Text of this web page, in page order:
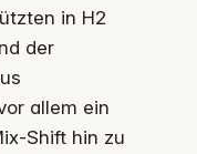
in H2
der
allem ein
Shift hin zu